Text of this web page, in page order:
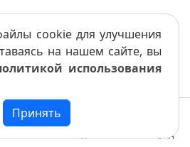
cookie для улучшения
на нашем сайте, вы
использования
Принять
Вперед